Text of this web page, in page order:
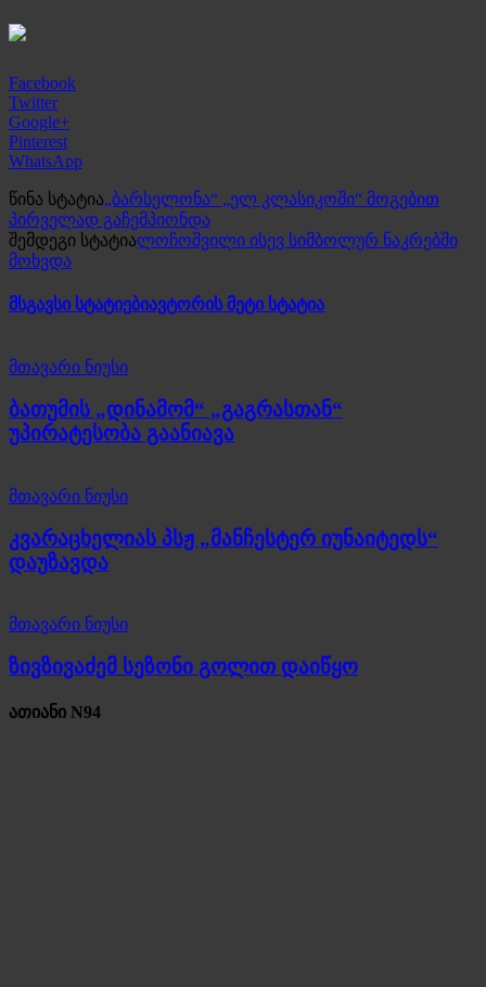
Facebook
Twitter
Google+
Pinterest
WhatsApp
წინა სტატია„ბარსელონა“ „ელ კლასიკოში“ მოგებით
პირველად გაჩემპიონდა
შემდეგი სტატიალოჩოშვილი ისევ სიმბოლურ ნაკრებში
მოხვდა
მსგავსი სტატიებიავტორის მეტი სტატია
მთავარი ნიუსი
ბათუმის „დინამომ“ „გაგრასთან“
უპირატესობა გაანიავა
მთავარი ნიუსი
კვარაცხელიას პსჟ „მანჩესტერ იუნაიტედს“
დაუზავდა
მთავარი ნიუსი
ზივზივაძემ სეზონი გოლით დაიწყო
ათიანი N94